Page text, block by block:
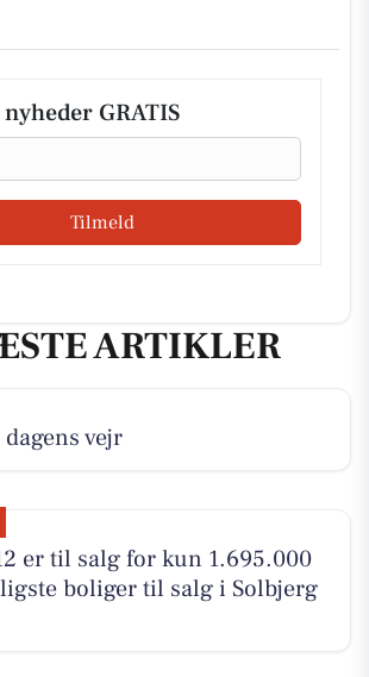
GRATIS
Tilmeld
ARTIKLER
vejr
er til salg for kun 1.695.000
boliger til salg i Solbjerg